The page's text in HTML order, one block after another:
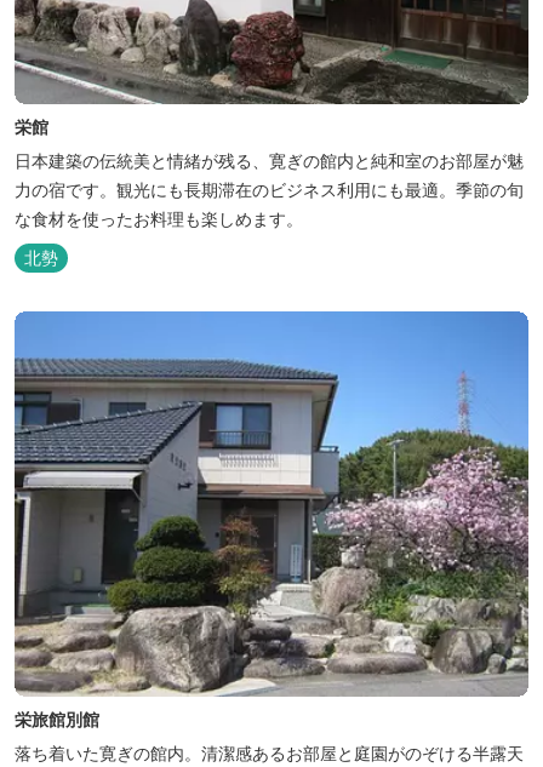
栄館
日本建築の伝統美と情緒が残る、寛ぎの館内と純和室のお部屋が魅
力の宿です。観光にも長期滞在のビジネス利用にも最適。季節の旬
な食材を使ったお料理も楽しめます。
北勢
栄旅館別館
落ち着いた寛ぎの館内。清潔感あるお部屋と庭園がのぞける半露天